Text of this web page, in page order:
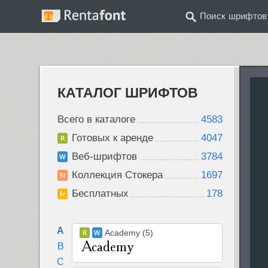
Поиск шрифтов
КАТАЛОГ ШРИФТОВ
Всего в каталоге
4583
Готовых к аренде
4047
Веб-шрифтов
3784
Коллекция Стокера
1697
Бесплатных
178
A
B
C
Academy (5)